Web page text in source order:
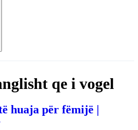
qe i vogel
huaja për fëmijë |